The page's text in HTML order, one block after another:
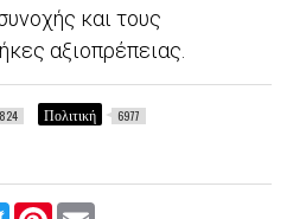
και τους
αξιοπρέπειας.
Πολιτική 6977
T
P
E